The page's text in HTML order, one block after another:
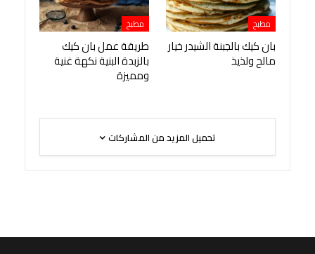
مطبخ
بان كيك بالجبنة الشيدر خيار
مالح ولذيذ
مطبخ
طريقة عمل بان كيك
بالزبدة البنية نكهة غنية
ومميزة
تحميل المزيد من المشاركات